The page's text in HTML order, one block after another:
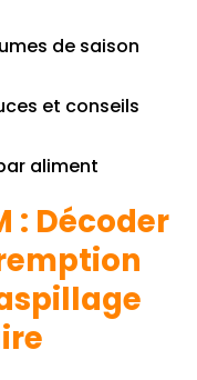
de saison
et conseils
aliment
: Décoder